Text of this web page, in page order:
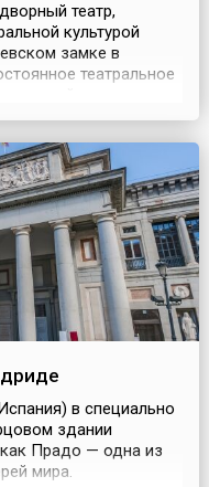
театр,
культурой
замке в
театральное
Понятовском,
развитие которых,
в специально
здании
Прадо — одна из
мира.